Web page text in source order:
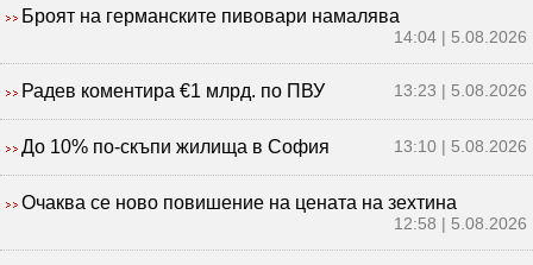
Броят на германските пивовари намалява
14:04 | 5.08.2026
Радев коментира €1 млрд. по ПВУ 13:23 | 5.08.2026
До 10% по-скъпи жилища в София 13:10 | 5.08.2026
Очаква се ново повишение на цената на зехтина
12:58 | 5.08.2026